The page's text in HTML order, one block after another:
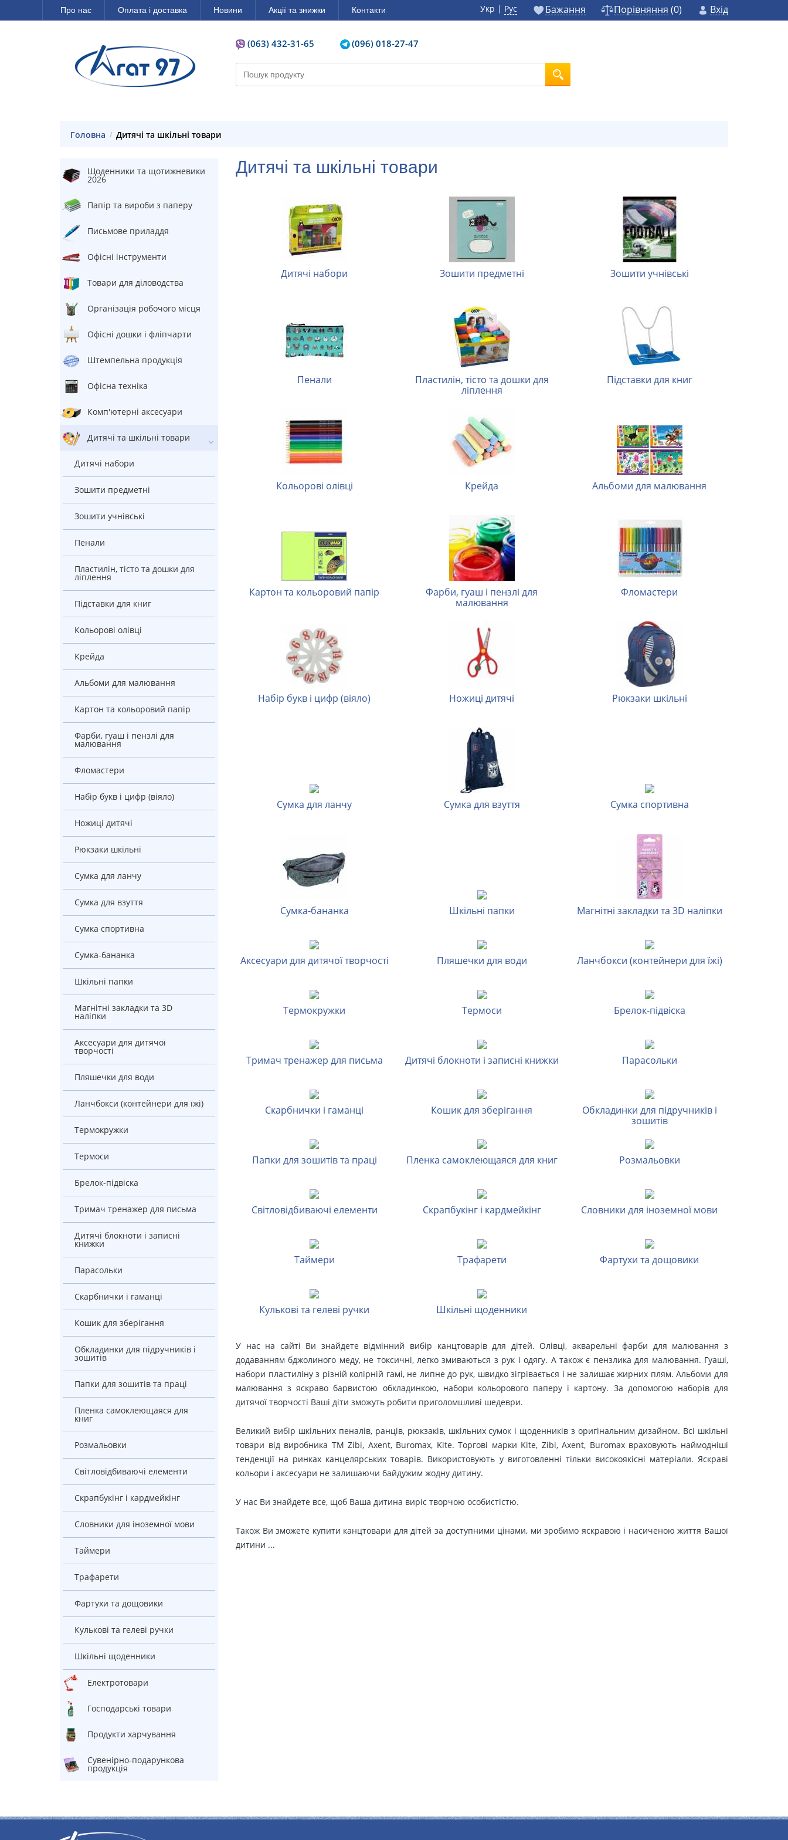
Про нас Оплата і доставка Новини Акції та знижки Контакти Укр | Рус Бажання Порівняння (0) Вхід
(063) 432-31-65 (096) 018-27-47
Головна Дитячі та шкільні товари
Щоденники та щотижневики
2026
Папір та вироби з паперу
Письмове приладдя
Офісні інструменти
Товари для діловодства
Організація робочого місця
Офісні дошки і фліпчарти
штемпельна продукція
Офісна техніка
Комп'ютерні аксесуари
Дитячі та шкільні товари
Дитячі набори
Зошити предметні
Зошити учнівські
Пенали
Пластилін, тісто та дошки для
ліплення
Підставки для книг
Кольорові олівці
Крейда
Альбоми для малювання
Картон та кольоровий папір
Фарби, гуаш і пензлі для
малювання
Фломастери
Набір букв і цифр (віяло)
Ножиці дитячі
рюкзаки шкільні
Сумка для ланчу
Сумка для взуття
Сумка спортивна
Сумка-бананка
Шкільні папки
Магнітні закладки та 3D
наліпки
Аксесуари для дитячої
творчості
Пляшечки для води
Ланчбокси (контейнери для їжі)
Термокружки
Термоси
Брелок-підвіска
Тримач тренажер для письма
Дитячі блокноти і записні
книжки
Парасольки
Скарбнички і гаманці
Кошик для зберігання
Обкладинки для підручників і
зошитів
Папки для зошитів та праці
Пленка самоклеющаяся для
книг
Розмальовки
Світловідбиваючі елементи
Скрапбукінг і кардмейкінг
Словники для іноземної мови
Таймери
Трафарети
Фартухи та дощовики
Кулькові та гелеві ручки
Шкільні щоденники
електротовари
Господарські товари
Продукти харчування
Сувенірно-подарункова
продукція
Дитячі та шкільні товари
Дитячі набори Зошити предметні Зошити учнівські
Пенали
Пластилін, тісто та дошки для
ліплення
Підставки для книг
Кольорові олівці Крейда Альбоми для малювання
Картон та кольоровий папір
Фарби, гуаш і пензлі для
малювання
Фломастери
Набір букв і цифр (віяло) Ножиці дитячі рюкзаки шкільні
Сумка для ланчу Сумка для взуття Сумка спортивна
Сумка-бананка Шкільні папки Магнітні закладки та 3D наліпки
Аксесуари для дитячої творчості Пляшечки для води Ланчбокси (контейнери для їжі)
Термокружки Термоси Брелок-підвіска
Тримач тренажер для письма Дитячі блокноти і записні книжки Парасольки
Скарбнички і гаманці Кошик для зберігання
Обкладинки для підручників і
зошитів
Папки для зошитів та праці Пленка самоклеющаяся для книг Розмальовки
Світловідбиваючі елементи Скрапбукінг і кардмейкінг Словники для іноземної мови
Таймери Трафарети Фартухи та дощовики
Кулькові та гелеві ручки Шкільні щоденники
У нас на сайті Ви знайдете відмінний вибір канцтоварів для дітей. Олівці, акварельні фарби для малювання з
додаванням бджолиного меду, не токсичні, легко змиваються з рук і одягу. А також є пензлика для малювання. Гуаші,
набори пластиліну з різній колірній гамі, не липне до рук, швидко зігрівається і не залишає жирних плям. Альбоми для
малювання з яскраво барвистою обкладинкою, набори кольорового паперу і картону. За допомогою наборів для
дитячої творчості Ваші діти зможуть робити приголомшливі шедеври.
Великий вибір шкільних пеналів, ранців, рюкзаків, шкільних сумок і щоденників з оригінальним дизайном. Всі шкільні
товари від виробника ТМ Zibi, Axent, Buromax, Kite. Торгові марки Kite, Zibi, Axent, Buromax враховують наймодніші
тенденції на ринках канцелярських товарів. Використовують у виготовленні тільки високоякісні матеріали. Яскраві
кольори і аксесуари не залишаючи байдужим жодну дитину.
У нас Ви знайдете все, щоб Ваша дитина виріс творчою особистістю.
Також Ви зможете купити канцтовари для дітей за доступними цінами, ми зробимо яскравою і насиченою життя Вашої
дитини ...